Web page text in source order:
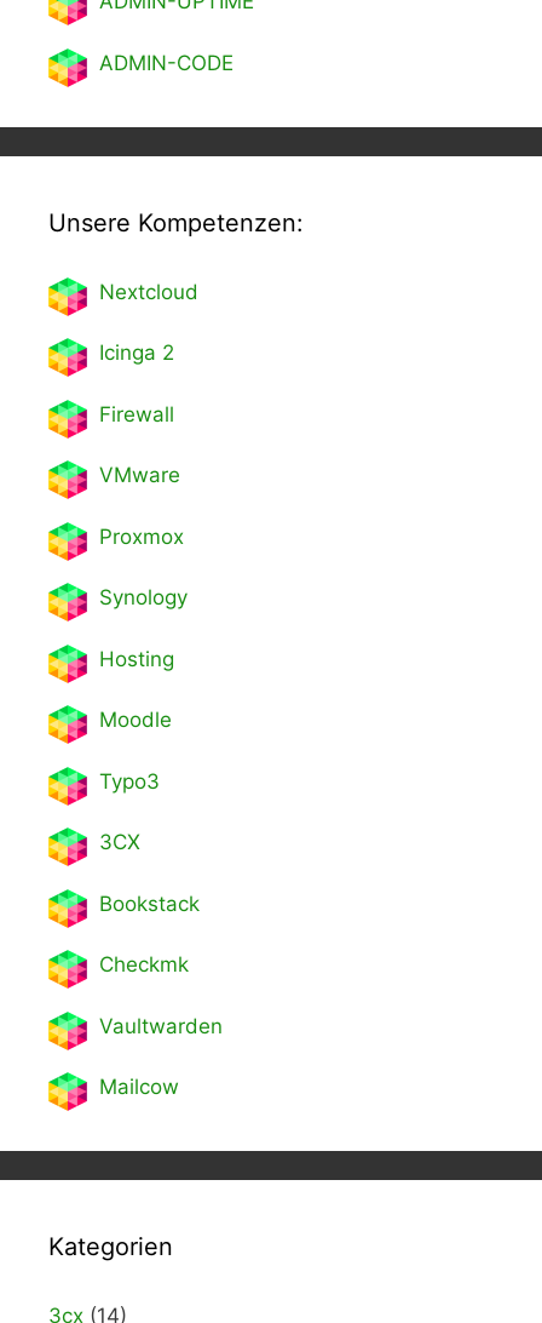
ADMIN-CODE
Unsere Kompetenzen:
Nextcloud
Icinga 2
Firewall
VMware
Proxmox
Synology
Hosting
Moodle
Typo3
3CX
Bookstack
Checkmk
Vaultwarden
Mailcow
Kategorien
3cx (14)